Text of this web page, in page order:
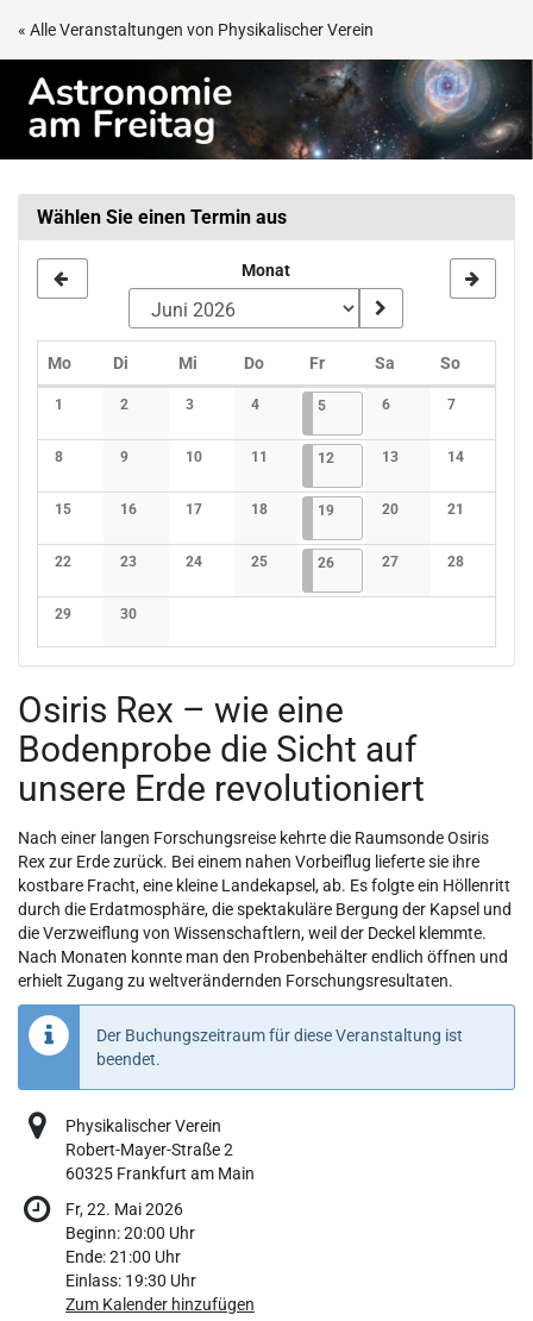
Zum
springen
« Alle Veranstaltungen von Physikalischer Verein
Astronomie
am
Wählen Sie einen Termin aus
Monat
Kalender
MoMontag
Di Dienstag
Mi Mittwoch
DoDonnerstag
FrFreitagSa Samstag
SoSonntag
1
Keine Veranstaltungen
2
Keine Veranstaltungen
3
Keine Veranstaltungen
4
Keine Veranstaltungen
505.06.2026
1 Veranstaltung
6
Keine Veranstaltungen
7
Keine
8
Keine Veranstaltungen
9
Keine Veranstaltungen
10
Keine Veranstaltungen
11
Keine Veranstaltungen
12 12.06.2026
1 Veranstaltung
13
Keine Veranstaltungen
14
Keine
15
Keine Veranstaltungen
16
Keine Veranstaltungen
17
Keine Veranstaltungen
18
Keine Veranstaltungen
1919.06.2026
1 Veranstaltung
20
Keine Veranstaltungen
21
Keine
22
Keine Veranstaltungen
23
Keine Veranstaltungen
24
Keine Veranstaltungen
25
Keine Veranstaltungen
2626.06.2026
1 Veranstaltung
27
Keine Veranstaltungen
28
Keine
29
Keine Veranstaltungen
30
Keine Veranstaltungen
Osiris Rex – wie eine
Bodenprobe die Sicht auf
unsere Erde revolutioniert
Nach einer langen Forschungsreise kehrte die Raumsonde Osiris
Rex zur Erde zurück. Bei einem nahen Vorbeiflug lieferte sie ihre
kostbare Fracht, eine kleine Landekapsel, ab. Es folgte ein Höllenritt
durch die Erdatmosphäre, die spektakuläre Bergung der Kapsel und
die Verzweiflung von Wissenschaftlern, weil der Deckel klemmte.
Nach Monaten konnte man den Probenbehälter endlich öffnen und
erhielt Zugang zu weltverändernden Forschungsresultaten.
Der Buchungszeitraum für diese Veranstaltung ist
beendet.
Physikalischer Verein
Robert-Mayer-Straße 2
60325 Frankfurt am Main
Fr, 22. Mai 2026
Beginn:20:00 Uhr
Ende:21:00 Uhr
Einlass: 19:30 Uhr
Zum Kalender hinzufügen